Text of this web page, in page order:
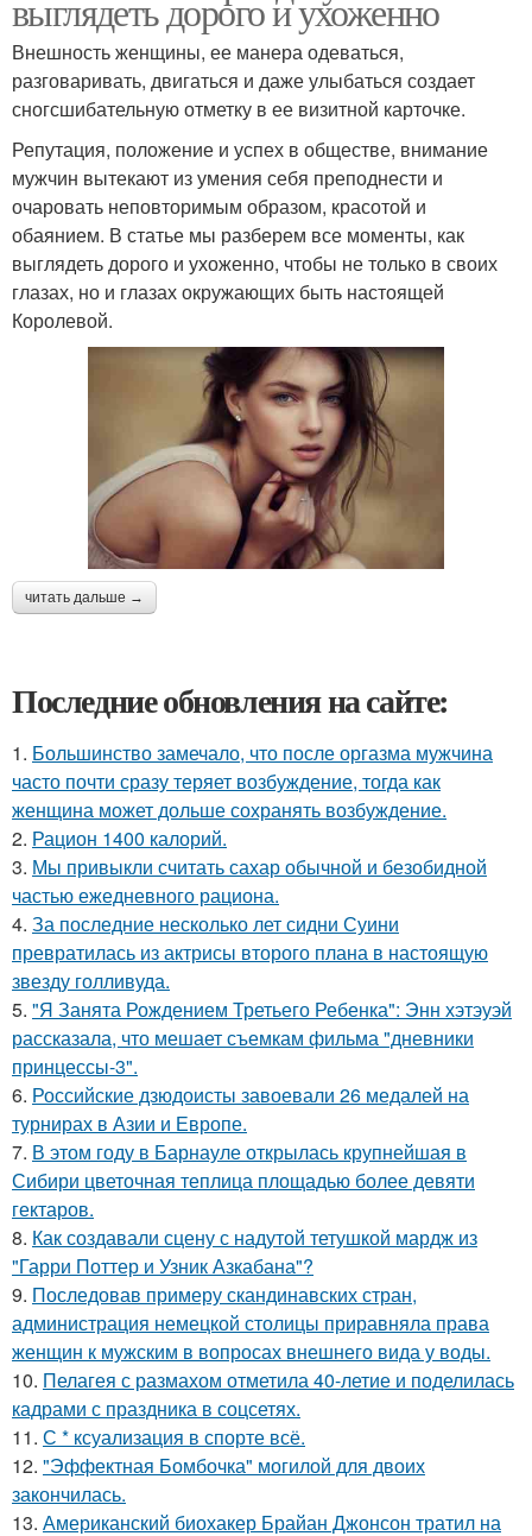
выглядеть дорого и ухоженно
Внешность женщины, ее манера одеваться,
разговаривать, двигаться и даже улыбаться создает
сногсшибательную отметку в ее визитной карточке.
Репутация, положение и успех в обществе, внимание
мужчин вытекают из умения себя преподнести и
очаровать неповторимым образом, красотой и
обаянием. В статье мы разберем все моменты, как
выглядеть дорого и ухоженно, чтобы не только в своих
глазах, но и глазах окружающих быть настоящей
Королевой.
читать дальше →
Последние обновления на сайте:
1. Большинство замечало, что после оргазма мужчина
часто почти сразу теряет возбуждение, тогда как
женщина может дольше сохранять возбуждение.
2. Рацион 1400 калорий.
3. Мы привыкли считать сахар обычной и безобидной
частью ежедневного рациона.
4. За последние несколько лет сидни Суини
превратилась из актрисы второго плана в настоящую
звезду голливуда.
5. "Я Занята Рождением Третьего Ребенка": Энн хэтэуэй
рассказала, что мешает съемкам фильма "дневники
принцессы-3".
6. Российские дзюдоисты завоевали 26 медалей на
турнирах в Азии и Европе.
7. В этом году в Барнауле открылась крупнейшая в
Сибири цветочная теплица площадью более девяти
гектаров.
8. Как создавали сцену с надутой тетушкой мардж из
"Гарри Поттер и Узник Азкабана"?
9. Последовав примеру скандинавских стран,
администрация немецкой столицы приравняла права
женщин к мужским в вопросах внешнего вида у воды.
10. Пелагея с размахом отметила 40-летие и поделилась
кадрами с праздника в соцсетях.
11. С * ксуализация в спорте всё.
12. "Эффектная Бомбочка" могилой для двоих
закончилась.
13. Американский биохакер Брайан Джонсон тратил на